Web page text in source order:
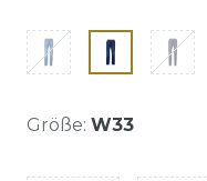
Größe: W33